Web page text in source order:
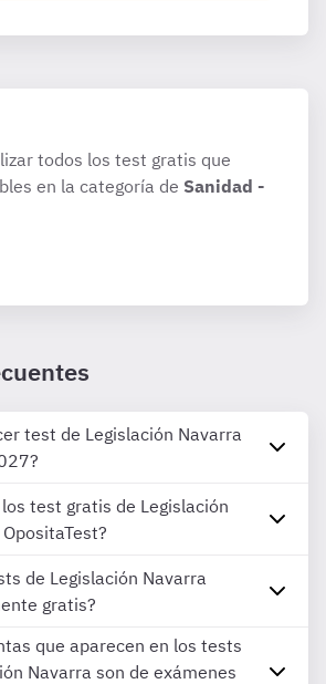
todos los test gratis que
en la categoría de Sanidad -
test de Legislación Navarra
los test gratis de Legislación
de Legislación Navarra
gratis?
que aparecen en los tests
Navarra son de exámenes